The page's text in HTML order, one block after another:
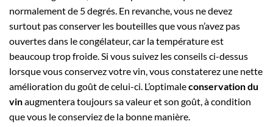
normalement de 5 degrés. En revanche, vous ne devez
surtout pas conserver les bouteilles que vous n’avez pas
ouvertes dans le congélateur, car la température est
beaucoup trop froide. Si vous suivez les conseils ci-dessus
lorsque vous conservez votre vin, vous constaterez une nette
amélioration du goût de celui-ci. L’optimaleconservation du
vinaugmentera toujours sa valeur et son goût, à condition
que vous le conserviez de la bonne manière.